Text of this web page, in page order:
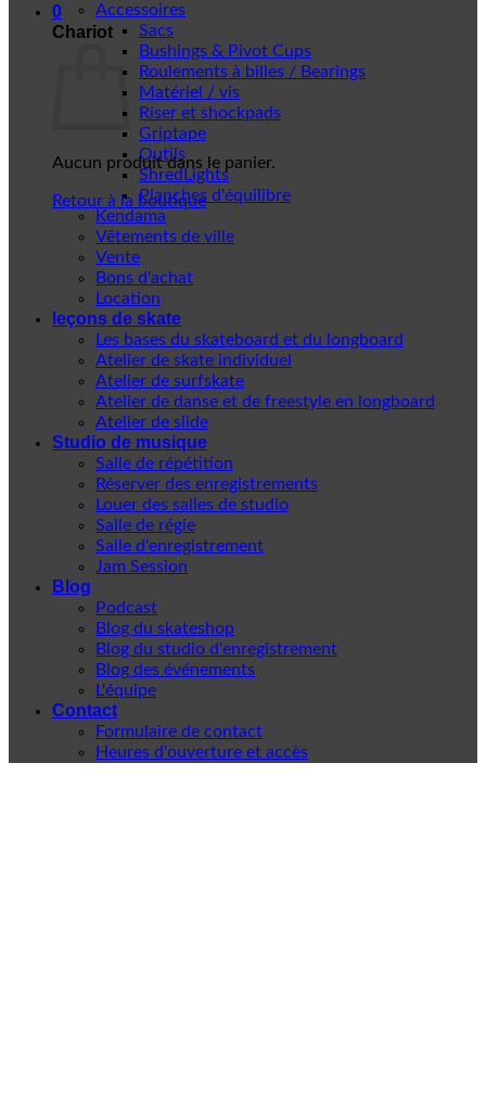
0
Chariot
Aucun produit dans le panier.
Retour à la boutique
Accessoires
Sacs
Bushings & Pivot Cups
Roulements à billes / Bearings
Matériel / vis
Riser et shockpads
Griptape
Outils
ShredLights
Planches d'équilibre
Kendama
Vêtements de ville
Vente
Bons d'achat
Location
leçons de skate
Les bases du skateboard et du longboard
Atelier de skate individuel
Atelier de surfskate
Atelier de danse et de freestyle en longboard
Atelier de slide
Studio de musique
Salle de répétition
Réserver des enregistrements
Louer des salles de studio
Salle de régie
Salle d'enregistrement
Jam Session
Blog
Podcast
Blog du skateshop
Blog du studio d'enregistrement
Blog des événements
L'équipe
Contact
Formulaire de contact
Heures d'ouverture et accès